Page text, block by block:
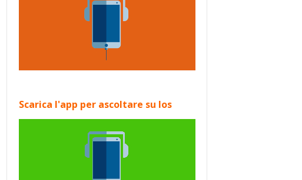
Scarica l'app per ascoltare su Ios